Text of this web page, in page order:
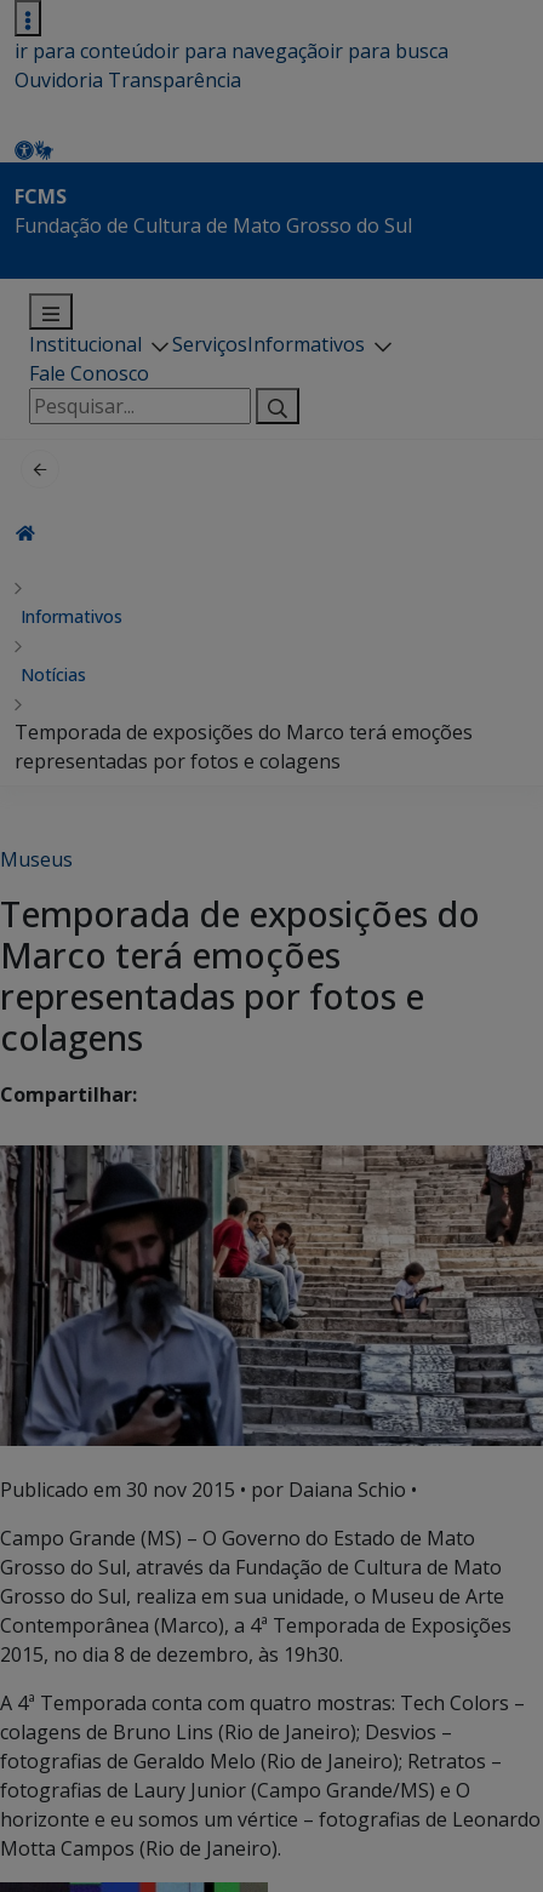
ir para conteúdoir para navegaçãoir para busca
Ouvidoria Transparência
FCMS
Fundação de Cultura de Mato Grosso do Sul
Institucional ServiçosInformativos
Fale Conosco
Pesquisar
por:
Informativos
Notícias
Temporada de exposições do Marco terá emoções
representadas por fotos e colagens
Museus
Temporada de exposições do
Marco terá emoções
representadas por fotos e
colagens
Compartilhar:
Publicado em 30 nov 2015 • por Daiana Schio •
Campo Grande (MS) – O Governo do Estado de Mato
Grosso do Sul, através da Fundação de Cultura de Mato
Grosso do Sul, realiza em sua unidade, o Museu de Arte
Contemporânea (Marco), a 4ª Temporada de Exposições
2015, no dia 8 de dezembro, às 19h30.
A 4ª Temporada conta com quatro mostras: Tech Colors –
colagens de Bruno Lins (Rio de Janeiro); Desvios –
fotografias de Geraldo Melo (Rio de Janeiro); Retratos –
fotografias de Laury Junior (Campo Grande/MS) e O
horizonte e eu somos um vértice – fotografias de Leonardo
Motta Campos (Rio de Janeiro).